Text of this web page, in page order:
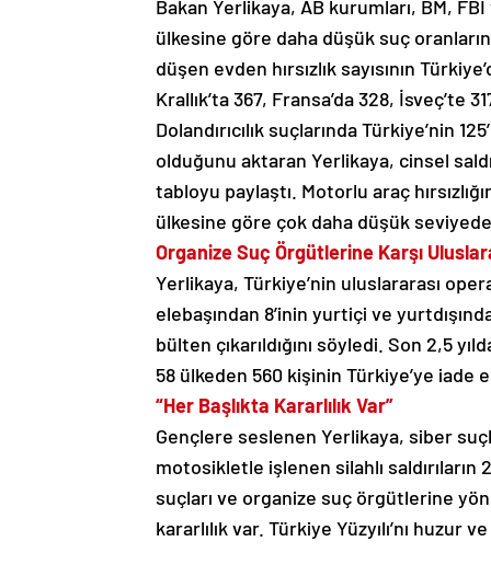
Bakan Yerlikaya, AB kurumları, BM,
ülkesine göre daha düşük suç
düşen evden hırsızlık sayısının
Krallık’ta 367, Fransa’da 328, İsveç’te
Dolandırıcılık suçlarında Türkiye’nin
olduğunu aktaran Yerlikaya, cinsel
tabloyu paylaştı. Motorlu araç
ülkesine göre çok daha düşük
Organize Suç Örgütlerine Karşı
Yerlikaya, Türkiye’nin uluslararası
elebaşından 8’inin yurtiçi ve
bülten çıkarıldığını söyledi. Son 2,5
58 ülkeden 560 kişinin Türkiye’ye iade
“Her Başlıkta Kararlılık Var”
Gençlere seslenen Yerlikaya, siber
motosikletle işlenen silahlı saldırıların
suçları ve organize suç örgütlerine
kararlılık var. Türkiye Yüzyılı’nı huzur